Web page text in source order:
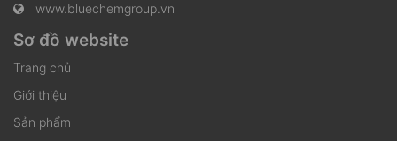
www.bluechemgroup.vn
Sơ đồ website
Trang chủ
Giới thiệu
Sản phẩm